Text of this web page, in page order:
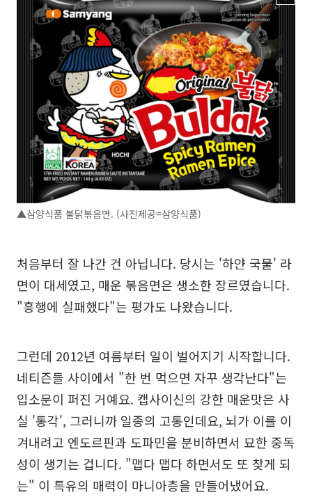
▲삼양식품 불닭볶음면. (사진제공=삼양식품)
처음부터 잘 나간 건 아닙니다. 당시는 '하얀 국물' 라
면이 대세였고, 매운 볶음면은 생소한 장르였습니다.
"흥행에 실패했다"는 평가도 나왔습니다.
그런데 2012년 여름부터 일이 벌어지기 시작합니다.
네티즌들 사이에서 "한 번 먹으면 자꾸 생각난다"는
입소문이 퍼진 거예요. 캡사이신의 강한 매운맛은 사
실 '통각', 그러니까 일종의 고통인데요, 뇌가 이를 이
겨내려고 엔도르핀과 도파민을 분비하면서 묘한 중독
성이 생기는 겁니다. "맵다 맵다 하면서도 또 찾게 되
는" 이 특유의 매력이 마니아층을 만들어냈어요.